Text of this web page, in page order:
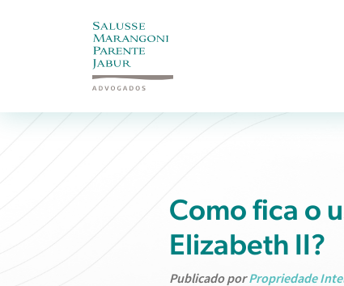
Como fica o
Elizabeth II?
Publicado porPropriedade